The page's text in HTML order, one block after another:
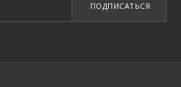
ПОДПИСАТЬСЯ